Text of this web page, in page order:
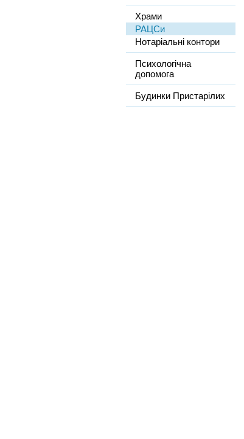
Храми
РАЦСи
Нотаріальні контори
Психологічна
допомога
Будинки Пристарілих